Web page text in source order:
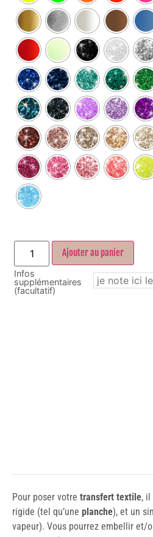
Ajouter au panier
Infos
supplémentaires
(facultatif)
Pour poser votre transfert textile, il
rigide (tel qu’une planche), et un
vapeur). Vous pourrez embellir et/